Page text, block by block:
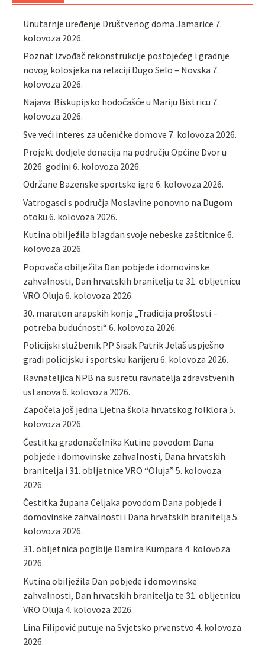
Unutarnje uređenje Društvenog doma Jamarice 7.
kolovoza 2026.
Poznat izvođač rekonstrukcije postojećeg i gradnje
novog kolosjeka na relaciji Dugo Selo – Novska 7.
kolovoza 2026.
Najava: Biskupijsko hodočašće u Mariju Bistricu 7.
kolovoza 2026.
Sve veći interes za učeničke domove 7. kolovoza 2026.
Projekt dodjele donacija na području Općine Dvor u
2026. godini 6. kolovoza 2026.
Održane Bazenske sportske igre 6. kolovoza 2026.
Vatrogasci s područja Moslavine ponovno na Dugom
otoku 6. kolovoza 2026.
Kutina obilježila blagdan svoje nebeske zaštitnice 6.
kolovoza 2026.
Popovača obilježila Dan pobjede i domovinske
zahvalnosti, Dan hrvatskih branitelja te 31. obljetnicu
VRO Oluja 6. kolovoza 2026.
30. maraton arapskih konja „Tradicija prošlosti –
potreba budućnosti“ 6. kolovoza 2026.
Policijski službenik PP Sisak Patrik Jelaš uspješno
gradi policijsku i sportsku karijeru 6. kolovoza 2026.
Ravnateljica NPB na susretu ravnatelja zdravstvenih
ustanova 6. kolovoza 2026.
Započela još jedna Ljetna škola hrvatskog folklora 5.
kolovoza 2026.
Čestitka gradonačelnika Kutine povodom Dana
pobjede i domovinske zahvalnosti, Dana hrvatskih
branitelja i 31. obljetnice VRO “Oluja” 5. kolovoza
2026.
Čestitka župana Celjaka povodom Dana pobjede i
domovinske zahvalnosti i Dana hrvatskih branitelja 5.
kolovoza 2026.
31. obljetnica pogibije Damira Kumpara 4. kolovoza
2026.
Kutina obilježila Dan pobjede i domovinske
zahvalnosti, Dan hrvatskih branitelja te 31. obljetnicu
VRO Oluja 4. kolovoza 2026.
Lina Filipović putuje na Svjetsko prvenstvo 4. kolovoza
2026.